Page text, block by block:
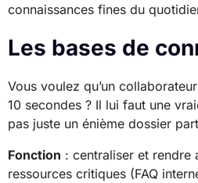
connaissances fines du
Les bases de
Vous voulez qu’un
10 secondes ? Il lui faut une
pas juste un énième dossier
Fonction : centraliser et rendre
ressources critiques (FAQ